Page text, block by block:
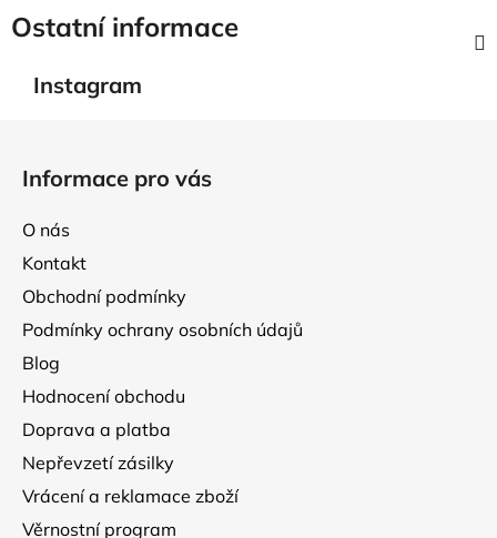
Ostatní informace
Instagram
Informace pro vás
O nás
Kontakt
Obchodní podmínky
Podmínky ochrany osobních údajů
Blog
Hodnocení obchodu
Doprava a platba
Nepřevzetí zásilky
Vrácení a reklamace zboží
Věrnostní program